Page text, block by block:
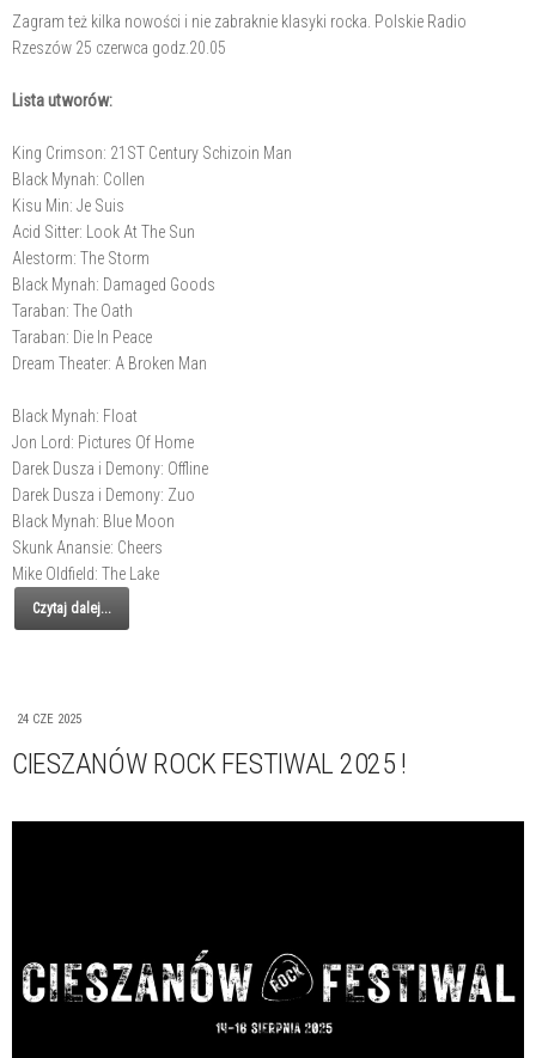
Zagram też kilka nowości i nie zabraknie klasyki rocka. Polskie Radio
Rzeszów 25 czerwca godz.20.05
Lista utworów:
King Crimson: 21ST Century Schizoin Man
Black Mynah: Collen
Kisu Min: Je Suis
Acid Sitter: Look At The Sun
Alestorm: The Storm
Black Mynah: Damaged Goods
Taraban: The Oath
Taraban: Die In Peace
Dream Theater: A Broken Man
Black Mynah: Float
Jon Lord: Pictures Of Home
Darek Dusza i Demony: Offline
Darek Dusza i Demony: Zuo
Black Mynah: Blue Moon
Skunk Anansie: Cheers
Mike Oldfield: The Lake
Czytaj dalej...
24 CZE 2025
CIESZANÓW ROCK FESTIWAL 2025 !